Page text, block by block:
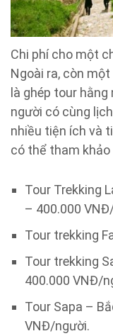
Chi phí cho một
Ngoài ra, còn
là ghép tour
người có cùng
nhiều tiện ích và
có thể tham khảo
Tour Trekking
– 400.000
Tour trekking
Tour trekking
400.000 VNĐ/
Tour Sapa –
VNĐ/người.